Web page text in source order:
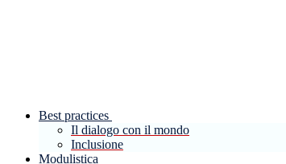
Best practices
Il dialogo con il mondo
Inclusione
Modulistica